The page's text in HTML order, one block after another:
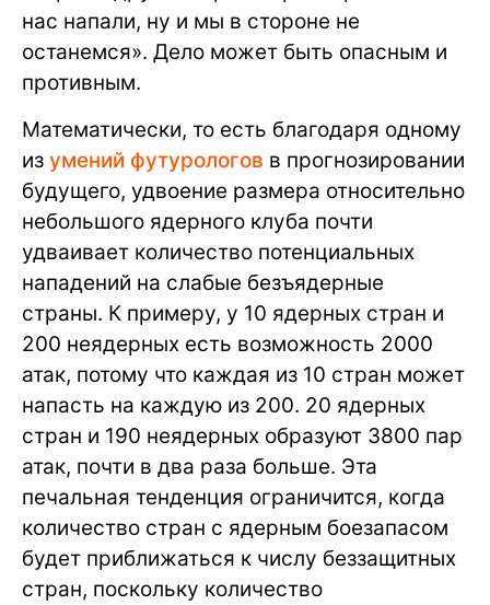
нас напали, ну и мы в стороне не
останемся». Дело может быть опасным и
противным.
Математически, то есть благодаря одному
из умений футурологов в прогнозировании
будущего, удвоение размера относительно
небольшого ядерного клуба почти
удваивает количество потенциальных
нападений на слабые безъядерные
страны. К примеру, у 10 ядерных стран и
200 неядерных есть возможность 2000
атак, потому что каждая из 10 стран может
напасть на каждую из 200. 20 ядерных
стран и 190 неядерных образуют 3800 пар
атак, почти в два раза больше. Эта
печальная тенденция ограничится, когда
количество стран с ядерным боезапасом
будет приближаться к числу беззащитных
стран, поскольку количество